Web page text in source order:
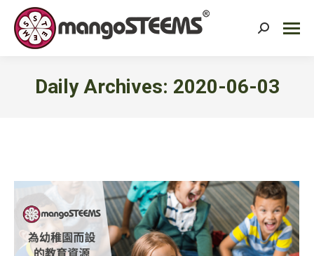
Search:
Daily Archives: 2020-06-03